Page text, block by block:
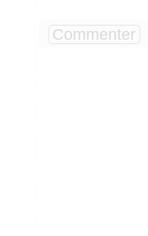
Commenter